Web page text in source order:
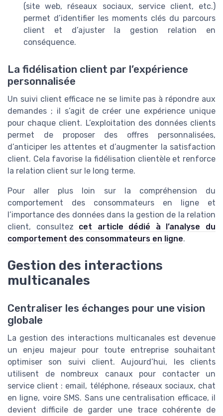
(site web, réseaux sociaux, service client, etc.)
permet d’identifier les moments clés du parcours
client et d’ajuster la gestion relation en
conséquence.
La fidélisation client par l’expérience
personnalisée
Un suivi client efficace ne se limite pas à répondre aux
demandes ; il s’agit de créer une expérience unique
pour chaque client. L’exploitation des données clients
permet de proposer des offres personnalisées,
d’anticiper les attentes et d’augmenter la satisfaction
client. Cela favorise la fidélisation clientèle et renforce
la relation client sur le long terme.
Pour aller plus loin sur la compréhension du
comportement des consommateurs en ligne et
l’importance des données dans la gestion de la relation
client, consultez cet article dédié à l’analyse du
comportement des consommateurs en ligne.
Gestion des interactions
multicanales
Centraliser les échanges pour une vision
globale
La gestion des interactions multicanales est devenue
un enjeu majeur pour toute entreprise souhaitant
optimiser son suivi client. Aujourd’hui, les clients
utilisent de nombreux canaux pour contacter un
service client : email, téléphone, réseaux sociaux, chat
en ligne, voire SMS. Sans une centralisation efficace, il
devient difficile de garder une trace cohérente de